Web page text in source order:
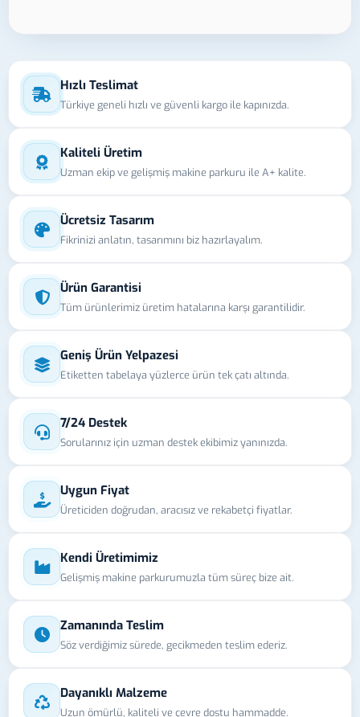
Hızlı Teslimat
Türkiye geneli hızlı ve güvenli kargo ile kapınızda.
Kaliteli Üretim
Uzman ekip ve gelişmiş makine parkuru ile A+ kalite.
Ücretsiz Tasarım
Fikrinizi anlatın, tasarımını biz hazırlayalım.
Ürün Garantisi
Tüm ürünlerimiz üretim hatalarına karşı garantilidir.
Geniş Ürün Yelpazesi
Etiketten tabelaya yüzlerce ürün tek çatı altında.
7/24 Destek
Sorularınız için uzman destek ekibimiz yanınızda.
Uygun Fiyat
Üreticiden doğrudan, aracısız ve rekabetçi fiyatlar.
Kendi Üretimimiz
Gelişmiş makine parkurumuzla tüm süreç bize ait.
Zamanında Teslim
Söz verdiğimiz sürede, gecikmeden teslim ederiz.
Dayanıklı Malzeme
Uzun ömürlü, kaliteli ve çevre dostu hammadde.